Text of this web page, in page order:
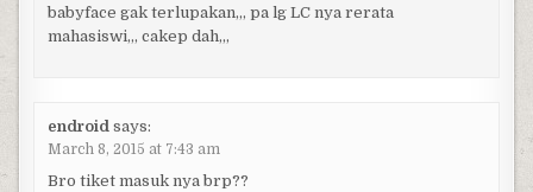
babyface gak terlupakan,,, pa lg LC nya rerata
mahasiswi,,, cakep dah,,,
endroid says:
March 8, 2015 at 7:43 am
Bro tiket masuk nya brp??